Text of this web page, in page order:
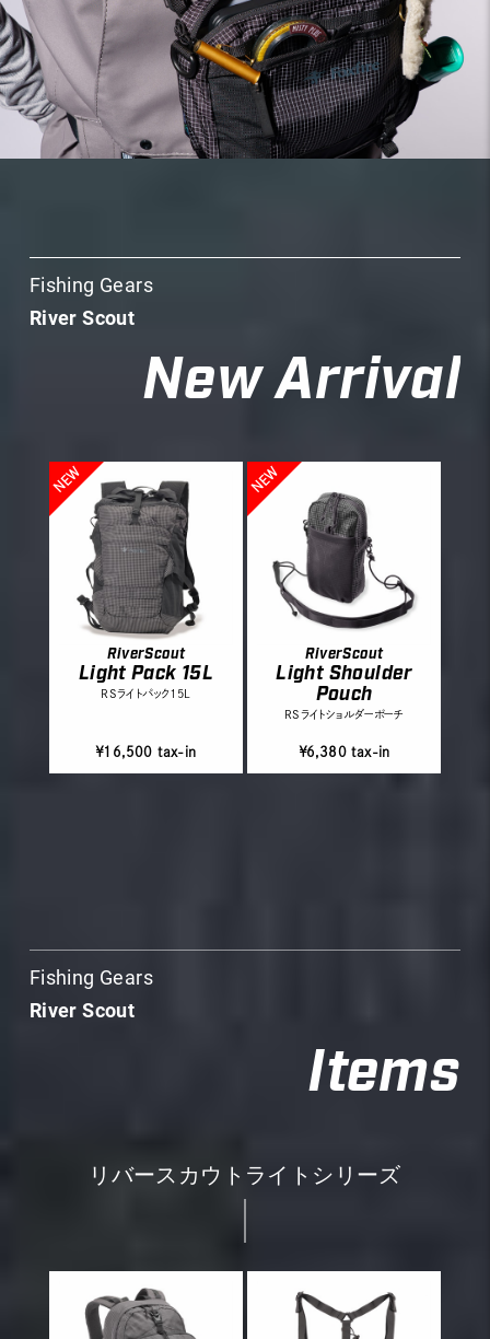
Fishing Gears
River Scout
New Arrival
RiverScout
Light Pack 15L
RSライトパック15L
￥16,500 tax-in
RiverScout
Light Shoulder
Pouch
RSライトショルダーポーチ
￥6,380 tax-in
Fishing Gears
River Scout
Items
リバースカウトライトシリーズ